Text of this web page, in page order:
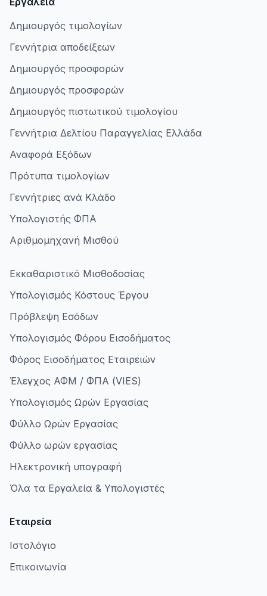
Δημιουργός τιμολογίων
Γεννήτρια αποδείξεων
Δημιουργός προσφορών
Δημιουργός προσφορών
Δημιουργός πιστωτικού τιμολογίου
Γεννήτρια Δελτίου Παραγγελίας Ελλάδα
Αναφορά Εξόδων
Πρότυπα τιμολογίων
Γεννήτριες ανά Κλάδο
Υπολογιστής ΦΠΑ
Αριθμομηχανή Μισθού
Εκκαθαριστικό Μισθοδοσίας
Υπολογισμός Κόστους Έργου
Πρόβλεψη Εσόδων
Υπολογισμός Φόρου Εισοδήματος
Φόρος Εισοδήματος Εταιρειών
Έλεγχος ΑΦΜ / ΦΠΑ (VIES)
Υπολογισμός Ωρών Εργασίας
Φύλλο Ωρών Εργασίας
Φύλλο ωρών εργασίας
Ηλεκτρονική υπογραφή
Όλα τα Εργαλεία & Υπολογιστές
Εταιρεία
Ιστολόγιο
Επικοινωνία